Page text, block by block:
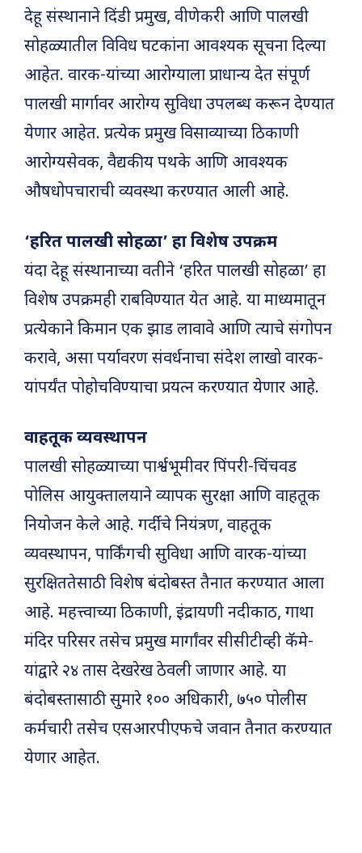
देहू संस्थानाने दिंडी प्रमुख, वीणेकरी आणि पालखी
सोहळ्यातील विविध घटकांना आवश्यक सूचना दिल्या
आहेत. वारक-यांच्या आरोग्याला प्राधान्य देत संपूर्ण
पालखी मार्गावर आरोग्य सुविधा उपलब्ध करून देण्यात
येणार आहेत. प्रत्येक प्रमुख विसाव्याच्या ठिकाणी
आरोग्यसेवक, वैद्यकीय पथके आणि आवश्यक
औषधोपचाराची व्यवस्था करण्यात आली आहे.
‘हरित पालखी सोहळा’ हा विशेष उपक्रम
यंदा देहू संस्थानाच्या वतीने ‘हरित पालखी सोहळा’ हा
विशेष उपक्रमही राबविण्यात येत आहे. या माध्यमातून
प्रत्येकाने किमान एक झाड लावावे आणि त्याचे संगोपन
करावे, असा पर्यावरण संवर्धनाचा संदेश लाखो वारक-
यांपर्यंत पोहोचविण्याचा प्रयत्न करण्यात येणार आहे.
वाहतूक व्यवस्थापन
पालखी सोहळ्याच्या पार्श्वभूमीवर पिंपरी-चिंचवड
पोलिस आयुक्तालयाने व्यापक सुरक्षा आणि वाहतूक
नियोजन केले आहे. गर्दीचे नियंत्रण, वाहतूक
व्यवस्थापन, पार्किंगची सुविधा आणि वारक-यांच्या
सुरक्षिततेसाठी विशेष बंदोबस्त तैनात करण्यात आला
आहे. महत्त्वाच्या ठिकाणी, इंद्रायणी नदीकाठ, गाथा
मंदिर परिसर तसेच प्रमुख मार्गांवर सीसीटीव्ही कॅमे-
यांद्वारे २४ तास देखरेख ठेवली जाणार आहे. या
बंदोबस्तासाठी सुमारे १०० अधिकारी, ७५० पोलीस
कर्मचारी तसेच एसआरपीएफचे जवान तैनात करण्यात
येणार आहेत.